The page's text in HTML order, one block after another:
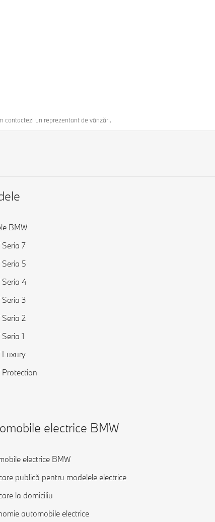
contactezi un reprezentant de vânzări.
BMW
Seria 7
Seria 5
Seria 4
Seria 3
Seria 2
1
Luxury
Protection
electrice BMW
electrice BMW
publică pentru modelele electrice
la domiciliu
automobile electrice